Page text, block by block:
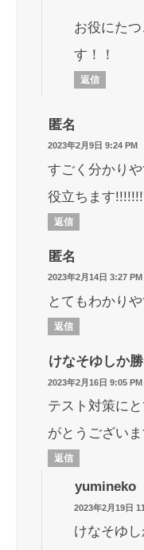
お役にた
す！！
返信
匿名
2023年2月9日 9:24 PM
すごく分かり
役立ちます
返信
匿名
2023年2月14日 3:27 PM
とてもわかり
返信
けなそゆしか
2023年2月16日 9:05 PM
テスト対策に
がとうございま
返信
yumineko
2023年2月19日
けなそゆ